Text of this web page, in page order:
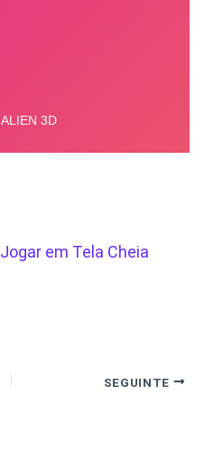
Jogar em Tela Cheia
SEGUINTE